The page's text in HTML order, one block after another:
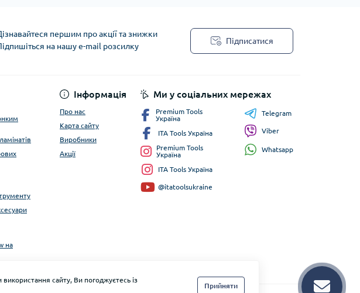
першим про акції та знижки
на нашу e-mail розсилку
Підписатися
на
Інформація
Про нас
Карта сайту
Виробники
Акції
Ми у соціальних мережах
Premium Tools
Україна
ITA Tools Україна
Premium Tools
Україна
ITA Tools Україна
@itatoolsukraine
Telegram
Viber
Whatsapp
сайту, Ви погоджуєтесь із
Прийняти